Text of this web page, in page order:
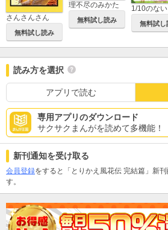
さんさんさん
無料試し読み
理不尽のみかた
無料試し読み 無料試し
読み方を選択
アプリで読む
専用アプリのダウンロード
サクサクまんがを読めて多機能！
新刊通知を受け取る
会員登録をすると「とりかえ風花伝 完結篇」新
す。